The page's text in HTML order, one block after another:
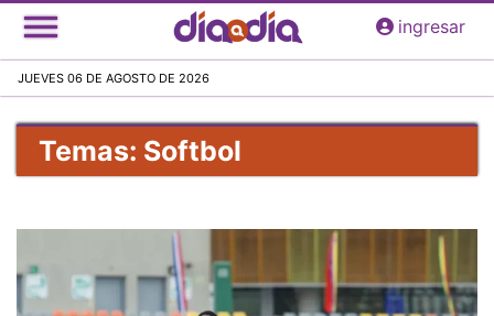
Pasar
al
principal
ingresar
JUEVES 06 DE AGOSTO DE 2026
Temas: Softbol